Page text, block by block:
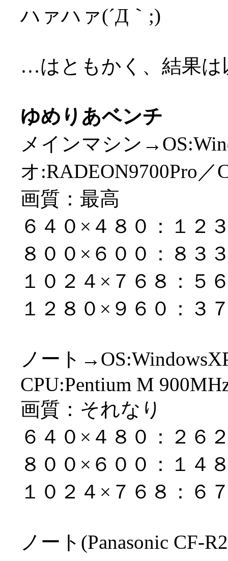
ハァハァ(´Д｀;)
…はともかく、結果は
ゆめりあベンチ
メインマシン
オ:RADEON9700Pro／
画質：最高
６４０×４８０：１２
８００×６００：８３
１０２４×７６８：５
１２８０×９６０：３
ノート
CPU:Pentium M
画質：それなり
６４０×４８０：２６
８００×６００：１４
１０２４×７６８：６
ノート(Panasonic CF-